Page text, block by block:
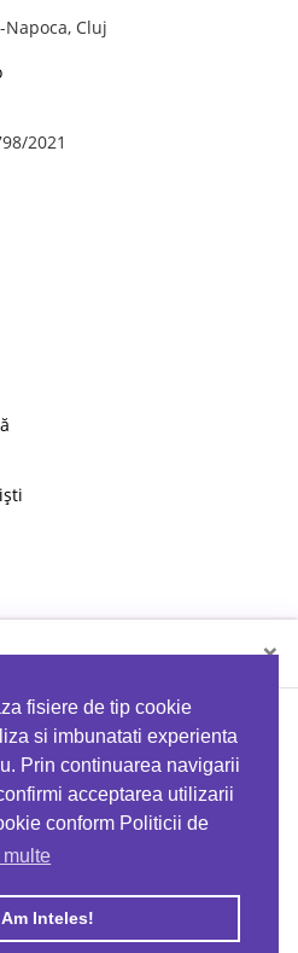
fisiere de tip cookie
si imbunatati experienta
Prin continuarea navigarii
acceptarea utilizarii
conform Politicii de
Am Inteles!
Cluj
2021
S.R.L
×
comandă folosind codul
acum